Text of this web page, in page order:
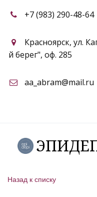
+7 (983) 290-48-64
Красноярск, ул.
й берег", оф. 285
aa_abram@mail.ru
Назад к списку